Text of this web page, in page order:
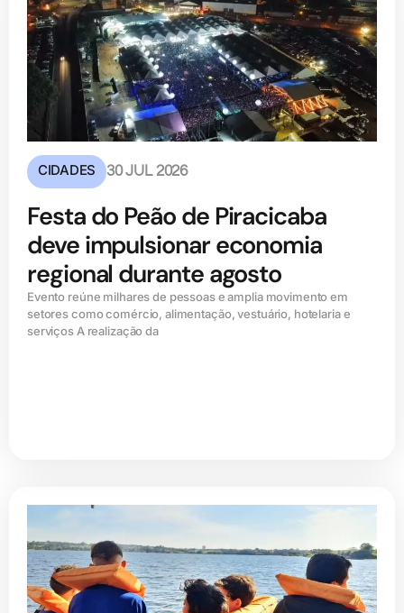
CIDADES 30 JUL 2026
Festa do Peão de Piracicaba
deve impulsionar economia
regional durante agosto
Evento reúne milhares de pessoas e amplia movimento em
setores como comércio, alimentação, vestuário, hotelaria e
serviços A realização da